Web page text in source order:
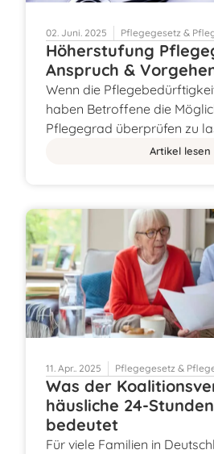
02. Juni. 2025 Pflegegesetz &
Höherstufung
Anspruch &
Wenn die
haben Betroffene die
Pflegegrad überprüfen zu
Artikel lesen
11. Apr.. 2025 Pflegegesetz &
Was der
häusliche 24-
bedeutet
Für viele Familien in